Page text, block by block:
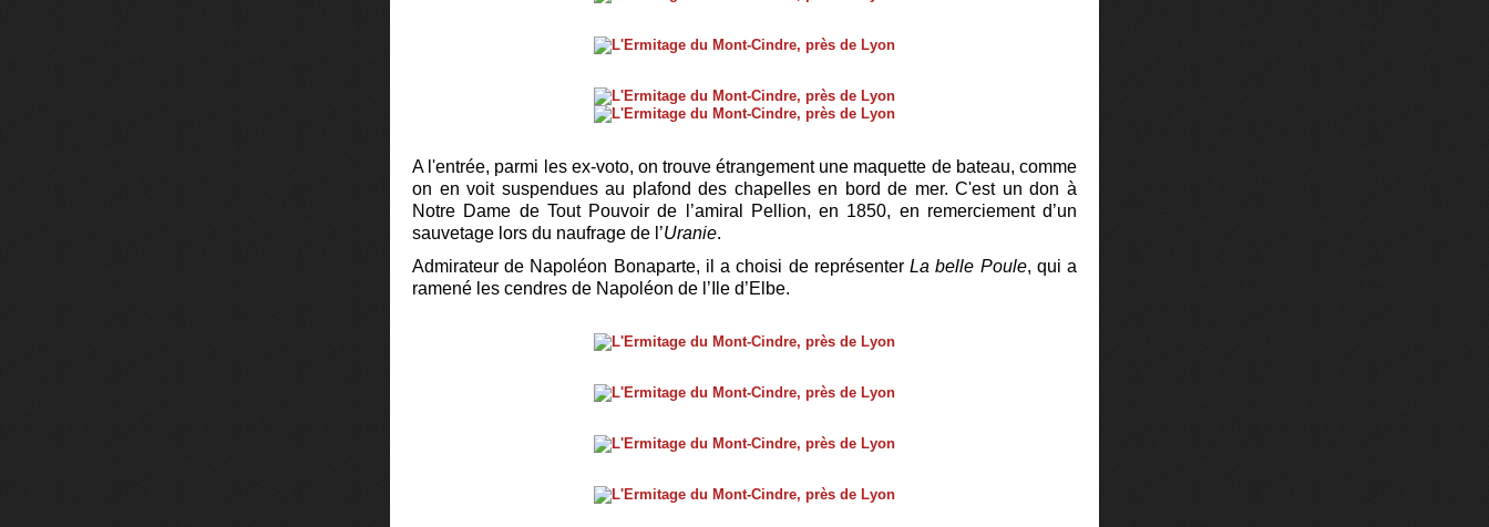
A l'entrée, parmi les ex-voto, on trouve étrangement une maquette de bateau, comme
on en voit suspendues au plafond des chapelles en bord de mer. C'est un don à
Notre Dame de Tout Pouvoir de l’amiral Pellion, en 1850, en remerciement d’un
sauvetage lors du naufrage de l’Uranie.
Admirateur de Napoléon Bonaparte, il a choisi de représenterLa belle Poule, qui a
ramené les cendres de Napoléon de l’Ile d’Elbe.